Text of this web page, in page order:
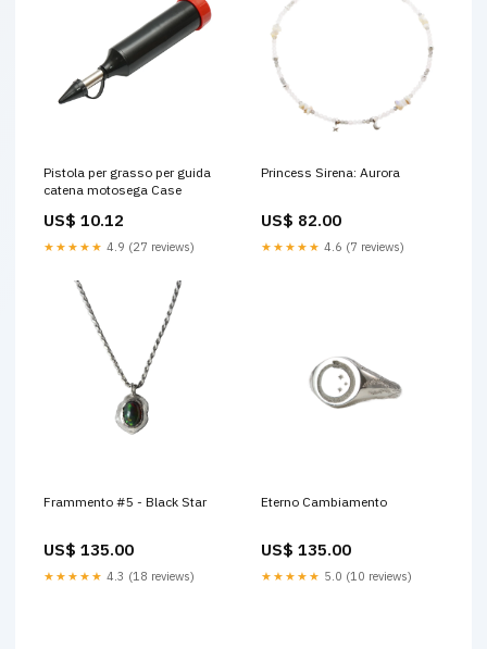
Pistola per grasso per guida
catena motosega Case
US$ 10.12
★★★★★ 4.9 (27 reviews)
Princess Sirena: Aurora
US$ 82.00
★★★★★ 4.6 (7 reviews)
Frammento #5 - Black Star
US$ 135.00
★★★★★ 4.3 (18 reviews)
Eterno Cambiamento
US$ 135.00
★★★★★ 5.0 (10 reviews)